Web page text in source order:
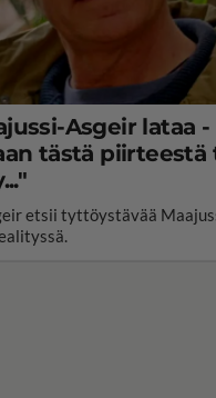
Asgeir lataa -
tästä piirteestä
etsii tyttöystävää